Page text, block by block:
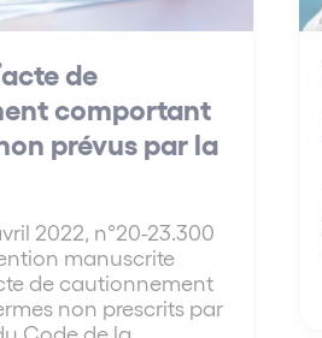
de
comportant
prévus par la
2022, n°20-23.300
manuscrite
de cautionnement
non prescrits par
Code de la